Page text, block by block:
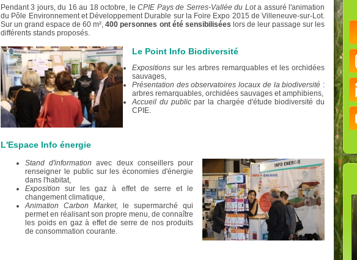
Pendant 3 jours, du 16 au 18 octobre, leCPIE Pays de Serres-Vallée du Lota assuré l'animation
du Pôle Environnement et Développement Durable sur la Foire Expo 2015 de Villeneuve-sur-Lot.
Sur un grand espace de 60 m²,400 personnes ont été sensibilisées lors de leur passage sur les
différents stands proposés.
Le Point Info Biodiversité
Expositions sur les arbres remarquables et les orchidées
sauvages,
Présentation des observatoires locaux de la biodiversité :
arbres remarquables, orchidées sauvages et amphibiens,
Accueil du publicpar la chargée d'étude biodiversité du
CPIE.
L'Espace Info énergie
Stand d'information avec deux conseillers pour
renseigner le public sur les économies d'énergie
dans l'habitat,
Exposition sur les gaz à effet de serre et le
changement climatique,
Animation Carbon Market, le supermarché qui
permet en réalisant son propre menu, de connaître
les poids en gaz à effet de serre de nos produits
de consommation courante.